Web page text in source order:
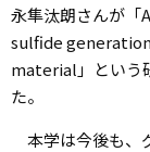
永隼汰朗さんが
sulfide
material」 という
た。
本学は今後も、